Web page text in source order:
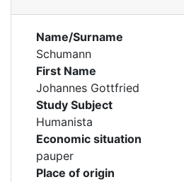
Name/Surname
Schumann
First Name
Johannes Gottfried
Study Subject
Humanista
Economic situation
pauper
Place of origin